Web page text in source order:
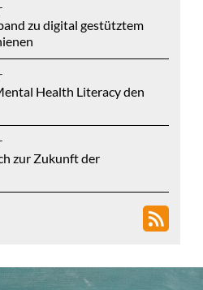
zu digital gestütztem
Health Literacy den
zur Zukunft der